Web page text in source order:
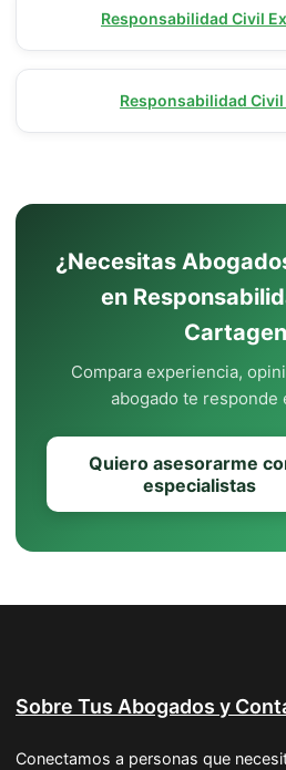
Responsabilidad Civil
Responsabilidad
¿Necesitas
en
Compara experiencia,
abogado te responde
Quiero asesorarme
especialistas
Sobre Tus Abogados y
Conectamos a personas que